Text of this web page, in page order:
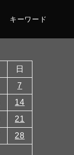
キーワード
日
7
14
21
28